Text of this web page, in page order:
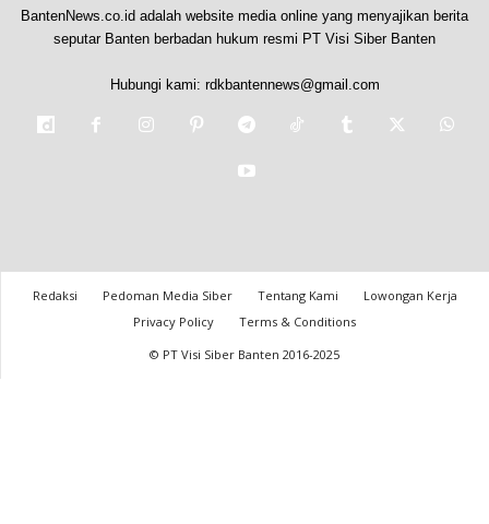
BantenNews.co.id adalah website media online yang menyajikan berita
seputar Banten berbadan hukum resmi PT Visi Siber Banten
Hubungi kami: rdkbantennews@gmail.com
Redaksi Pedoman Media Siber Tentang Kami
Lowongan Kerja
Privacy Policy
Terms & Conditions
© PT Visi Siber Banten 2016-2025